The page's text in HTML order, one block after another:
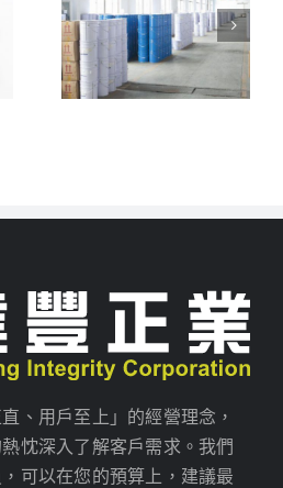
、用戶至上」的經營理念，
忱深入了解客戶需求。我們
可以在您的預算上，建議最